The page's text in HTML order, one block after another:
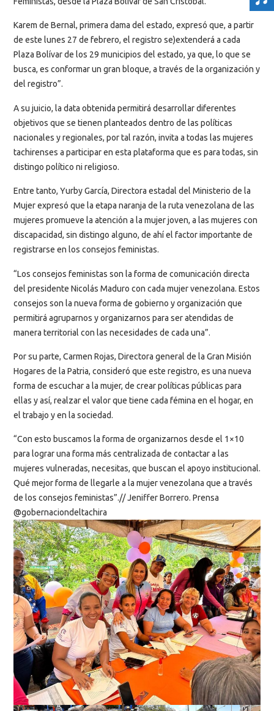
Karem de Bernal, primera dama del estado, expresó que, a partir
de este lunes 27 de febrero, el registro se)extenderá a cada
Plaza Bolívar de los 29 municipios del estado, ya que, lo que se
busca, es conformar un gran bloque, a través de la organización y
del registro”.
A su juicio, la data obtenida permitirá desarrollar diferentes
objetivos que se tienen planteados dentro de las políticas
nacionales y regionales, por tal razón, invita a todas las mujeres
tachirenses a participar en esta plataforma que es para todas, sin
distingo político ni religioso.
Entre tanto, Yurby García, Directora estadal del Ministerio de la
Mujer expresó que la etapa naranja de la ruta venezolana de las
mujeres promueve la atención a la mujer joven, a las mujeres con
discapacidad, sin distingo alguno, de ahí el factor importante de
registrarse en los consejos feministas.
“Los consejos feministas son la forma de comunicación directa
del presidente Nicolás Maduro con cada mujer venezolana. Estos
consejos son la nueva forma de gobierno y organización que
permitirá agruparnos y organizarnos para ser atendidas de
manera territorial con las necesidades de cada una”.
Por su parte, Carmen Rojas, Directora general de la Gran Misión
Hogares de la Patria, consideró que este registro, es una nueva
forma de escuchar a la mujer, de crear políticas públicas para
ellas y así, realzar el valor que tiene cada fémina en el hogar, en
el trabajo y en la sociedad.
“Con esto buscamos la forma de organizarnos desde el 1×10
para lograr una forma más centralizada de contactar a las
mujeres vulneradas, necesitas, que buscan el apoyo institucional.
Qué mejor forma de llegarle a la mujer venezolana que a través
de los consejos feministas”.// Jeniffer Borrero. Prensa
@gobernaciondeltachira